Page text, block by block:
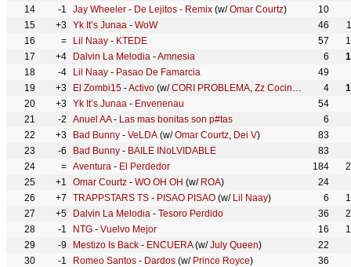
14
-1 Jay Wheeler - De Lejitos - Remix (w/Omar Courtz)
10
15
+3 Yk It’s Junaa - WoW 46
16
= Lil Naay - KTEDE 57
17
+4 Dalvin La Melodia -Amnesia 6
18
-4 Lil Naay - Pasao De Famarcia
49
19
+3 El Zombi15 -Activo (w/CORI PROBLEMA, Zz Cocinalo 4
20
+3 Yk It’s Junaa - Envenenau
54
21
-2 Anuel AA- Las mas bonitas son p#tas
6
22
+3 Bad Bunny - VeLDÁ (w/Omar Courtz, Dei V)
83
23
-6 Bad Bunny - BAILE INoLVIDABLE
83
24
= Aventura - El Perdedor 184
25
+1 Omar Courtz - WO OH OH (w/ ROA)
24
26
+7 TRAPPSTARS TS - PISAO PISAO (w/ Lil Naay) 6
27
+5 Dalvin La Melodia - Tesoro Perdido 36
28
-1 NTG - Vuelvo Mejor 16
29
-9 Mestizo Is Back - ENCUERA(w/July Queen)
22
30
-1 Romeo Santos - Dardos (w/ Prince Royce)
36